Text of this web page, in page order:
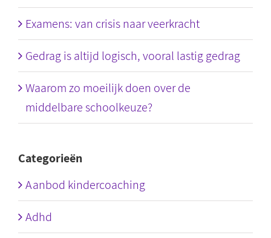
Examens: van crisis naar veerkracht
Gedrag is altijd logisch, vooral lastig gedrag
Waarom zo moeilijk doen over de
middelbare schoolkeuze?
Categorieën
Aanbod kindercoaching
Adhd